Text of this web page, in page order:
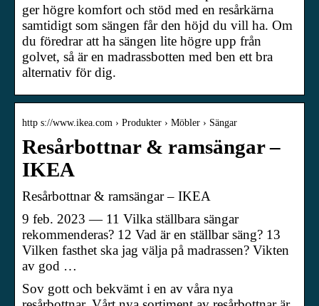
ger högre komfort och stöd med en resårkärna
samtidigt som sängen får den höjd du vill ha. Om
du föredrar att ha sängen lite högre upp från
golvet, så är en madrassbotten med ben ett bra
alternativ för dig.
http s://www.ikea.com › Produkter › Möbler › Sängar
Resårbottnar & ramsängar –
IKEA
Resårbottnar & ramsängar – IKEA
9 feb. 2023 — 11 Vilka ställbara sängar
rekommenderas? 12 Vad är en ställbar säng? 13
Vilken fasthet ska jag välja på madrassen? Vikten
av god …
Sov gott och bekvämt i en av våra nya